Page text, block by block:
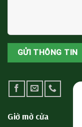
Giờ mở cửa